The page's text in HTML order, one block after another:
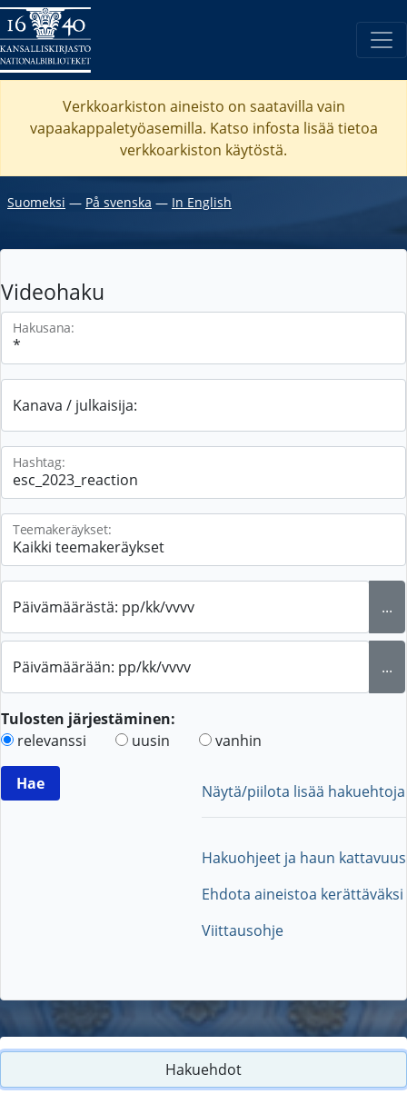
Verkkoarkiston aineisto on saatavilla vain
vapaakappaletyöasemilla. Katso infosta lisää tietoa
verkkoarkiston käytöstä.
Suomeksi ― På svenska ― In English
Videohaku
Hakusana:
Kanava / julkaisija:
Hashtag:
Teemakeräykset:
Päivämäärästä: pp/kk/vvvv ...
Päivämäärään: pp/kk/vvvv ...
Tulosten järjestäminen:
relevanssi
uusin vanhin
Näytä/piilota lisää hakuehtoja
Hakuohjeet ja haun kattavuus
Ehdota aineistoa kerättäväksi
Viittausohje
Hakuehdot